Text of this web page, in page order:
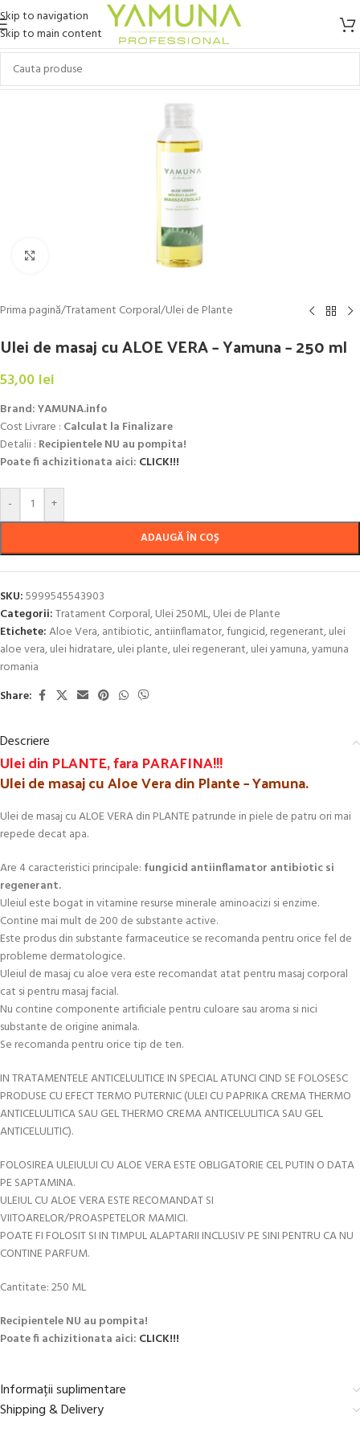
Skip to navigation
Skip to main content
Prima pagină/Tratament Corporal/Ulei de Plante
Ulei de masaj cu ALOE VERA – Yamuna – 250 ml
53,00 lei
Brand: YAMUNA.info
Cost Livrare : Calculat la Finalizare
Detalii : Recipientele NU au pompita!
Poate fi achizitionata aici: CLICK!!!
- +
ADAUGĂ ÎN COȘ
SKU:5999545543903
Categorii:Tratament Corporal,Ulei 250ML,Ulei de Plante
Etichete:Aloe Vera,antibiotic,antiinflamator,fungicid,regenerant,ulei
aloe vera,ulei hidratare,ulei plante,ulei regenerant,ulei yamuna,yamuna
romania
Share:
Descriere
Ulei din PLANTE, fara PARAFINA!!!
Ulei de masaj cu Aloe Vera din Plante – Yamuna.
Ulei de masaj cu ALOE VERA din PLANTE patrunde in piele de patru ori mai
repede decat apa.
Are 4 caracteristici principale: fungicid antiinflamator antibiotic si
regenerant.
Uleiul este bogat in vitamine resurse minerale aminoacizi si enzime.
Contine mai mult de 200 de substante active.
Este produs din substante farmaceutice se recomanda pentru orice fel de
probleme dermatologice.
Uleiul de masaj cu aloe vera este recomandat atat pentru masaj corporal
cat si pentru masaj facial.
Nu contine componente artificiale pentru culoare sau aroma si nici
substante de origine animala.
Se recomanda pentru orice tip de ten.
IN TRATAMENTELE ANTICELULITICE IN SPECIAL ATUNCI CIND SE FOLOSESC
PRODUSE CU EFECT TERMO PUTERNIC (ULEI CU PAPRIKA CREMA THERMO
ANTICELULITICA SAU GEL THERMO CREMA ANTICELULITICA SAU GEL
ANTICELULITIC).
FOLOSIREA ULEIULUI CU ALOE VERA ESTE OBLIGATORIE CEL PUTIN O DATA
PE SAPTAMINA.
ULEIUL CU ALOE VERA ESTE RECOMANDAT SI
VIITOARELOR/PROASPETELOR MAMICI.
POATE FI FOLOSIT SI IN TIMPUL ALAPTARII INCLUSIV PE SINI PENTRU CA NU
CONTINE PARFUM.
Cantitate: 250 ML
Recipientele NU au pompita!
Poate fi achizitionata aici: CLICK!!!
Informații suplimentare
Shipping & Delivery